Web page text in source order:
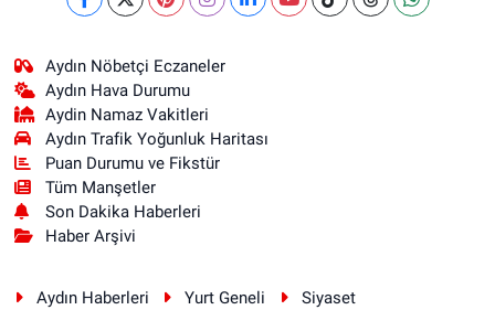
Aydın Nöbetçi Eczaneler
Aydın Hava Durumu
Aydin Namaz Vakitleri
Aydın Trafik Yoğunluk Haritası
Puan Durumu ve Fikstür
Tüm Manşetler
Son Dakika Haberleri
Haber Arşivi
Aydın Haberleri Yurt Geneli
Siyaset